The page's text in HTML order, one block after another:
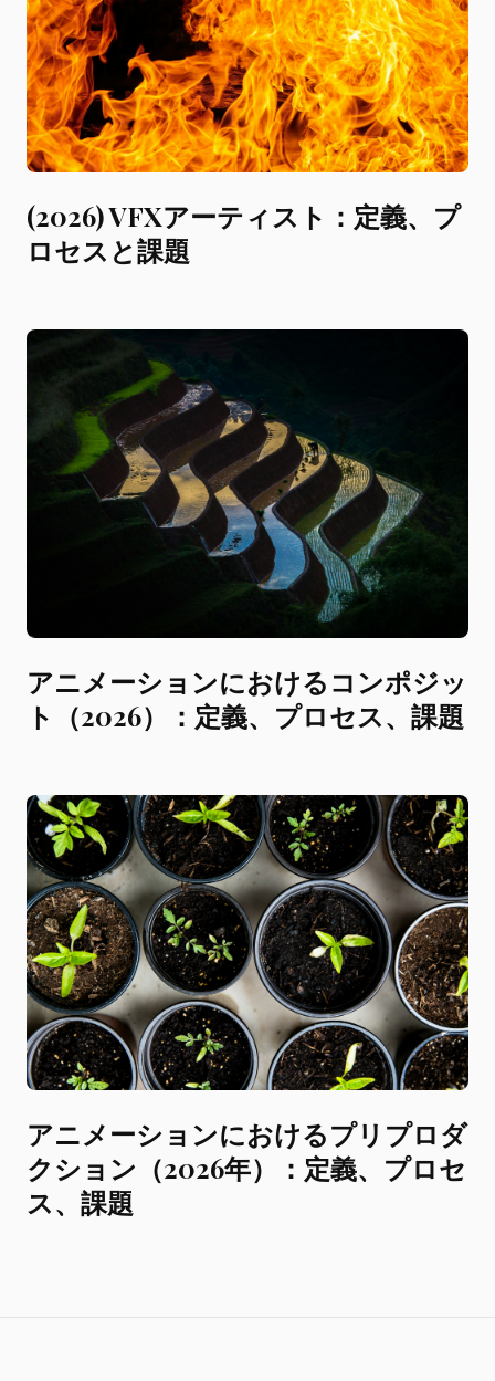
(2026) VFXアーティスト：定義、プ
ロセスと課題
アニメーションにおけるコンポジッ
ト（2026）：定義、プロセス、課題
アニメーションにおけるプリプロダ
クション（2026年）：定義、プロセ
ス、課題